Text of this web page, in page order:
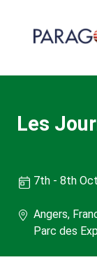
contenu
Les
Date:
7th - 8th
Location:
Angers,
Venue:
Parc des